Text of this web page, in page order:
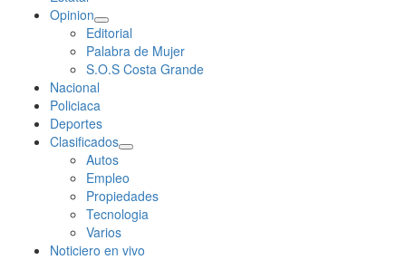
Opinion
Editorial
Palabra de Mujer
S.O.S Costa Grande
Nacional
Policiaca
Deportes
Clasificados
Autos
Empleo
Propiedades
Tecnologia
Varios
Noticiero en vivo